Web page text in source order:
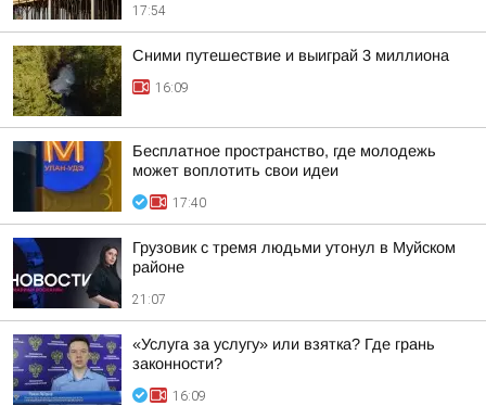
17:54
Сними путешествие и выиграй 3 миллиона
16:09
Бесплатное пространство, где молодежь
может воплотить свои идеи
17:40
Грузовик с тремя людьми утонул в Муйском
районе
21:07
«Услуга за услугу» или взятка? Где грань
законности?
16:09